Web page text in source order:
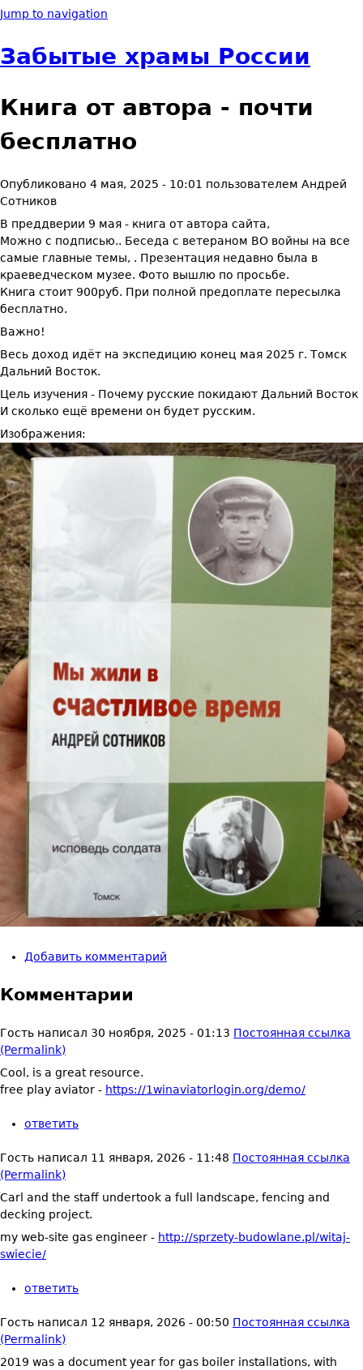
Jump to navigation
Забытые храмы России
Книга от автора - почти
бесплатно
Опубликовано 4 мая, 2025 - 10:01 пользователем Андрей
Сотников
В преддверии 9 мая - книга от автора сайта,
Можно с подписью.. Беседа с ветераном ВО войны на все
самые главные темы, . Презентация недавно была в
краеведческом музее. Фото вышлю по просьбе.
Книга стоит 900руб. При полной предоплате пересылка
бесплатно.
Важно!
Весь доход идёт на экспедицию конец мая 2025 г. Томск
Дальний Восток.
Цель изучения - Почему русские покидают Дальний Восток
И сколько ещё времени он будет русским.
Изображения:
Добавить комментарий
Комментарии
Гость написал 30 ноября, 2025 - 01:13 Постоянная ссылка
(Permalink)
Cool, is a great resource.
free play aviator - https://1winaviatorlogin.org/demo/
ответить
Гость написал 11 января, 2026 - 11:48 Постоянная ссылка
(Permalink)
Carl and the staff undertook a full landscape, fencing and
decking project.
my web-site gas engineer - http://sprzety-budowlane.pl/witaj-
swiecie/
ответить
Гость написал 12 января, 2026 - 00:50 Постоянная ссылка
(Permalink)
2019 was a document year for gas boiler installations, with